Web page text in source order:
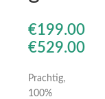
€
€
Prachtig,
100%